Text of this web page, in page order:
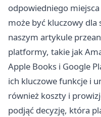
odpowiedniego
może być kluczowy dla
naszym artykule
platformy, takie jak
Apple Books i Google
ich kluczowe funkcje i
również koszty i
podjąć decyzję, która